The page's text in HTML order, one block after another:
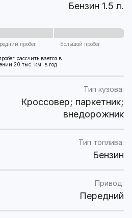
Бензин 1.5 л.
пробег Большой пробег
рассчитывается в
20 тыс. км. в год
Тип кузова:
Кроссовер; паркетник;
внедорожник
Тип топлива:
Бензин
Привод:
Передний